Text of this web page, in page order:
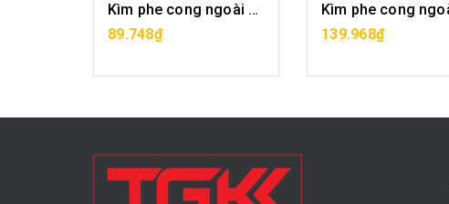
Kìm phe cong ngoài 5" CB0024-05
89.748₫
MUA HÀNG
139.968₫
MUA HÀNG